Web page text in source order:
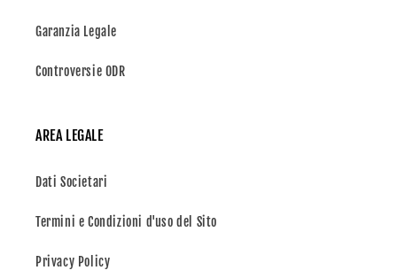
Garanzia Legale
Controversie ODR
AREA LEGALE
Dati Societari
Termini e Condizioni d'uso del Sito
Privacy Policy